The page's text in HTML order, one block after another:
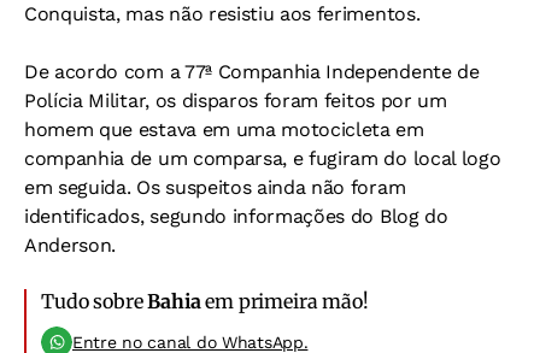
Conquista, mas não resistiu aos ferimentos.
De acordo com a 77ª Companhia Independente de
Polícia Militar, os disparos foram feitos por um
homem que estava em uma motocicleta em
companhia de um comparsa, e fugiram do local logo
em seguida. Os suspeitos ainda não foram
identificados, segundo informações do Blog do
Anderson.
Tudo sobreBahia em primeira mão!
Entre no canal do WhatsApp.